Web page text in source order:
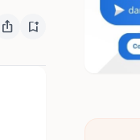
ios_share bookmark_add